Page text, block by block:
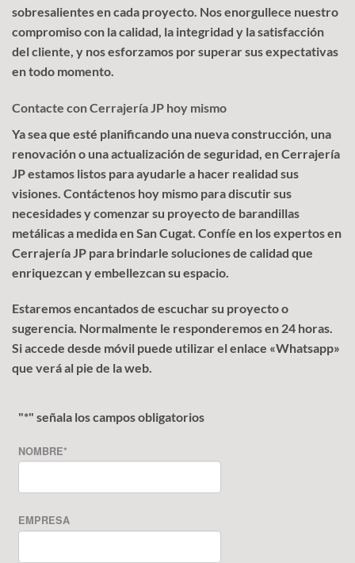
sobresalientes en cada proyecto. Nos enorgullece nuestro
compromiso con la calidad, la integridad y la satisfacción
del cliente, y nos esforzamos por superar sus expectativas
en todo momento.
Contacte con Cerrajería JP hoy mismo
Ya sea que esté planificando una nueva construcción, una
renovación o una actualización de seguridad, en Cerrajería
JP estamos listos para ayudarle a hacer realidad sus
visiones. Contáctenos hoy mismo para discutir sus
necesidades y comenzar su proyecto de barandillas
metálicas a medida en San Cugat. Confíe en los expertos en
Cerrajería JP para brindarle soluciones de calidad que
enriquezcan y embellezcan su espacio.
Estaremos encantados de escuchar su proyecto o
sugerencia. Normalmente le responderemos en 24 horas.
Si accede desde móvil puede utilizar el enlace «Whatsapp»
que verá al pie de la web.
"*" señala los campos obligatorios
NOMBRE*
EMPRESA